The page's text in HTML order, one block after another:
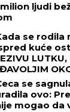
ljudi
se rodila
kuće
IZ
godina i
dan
se
ovo:
mogao da